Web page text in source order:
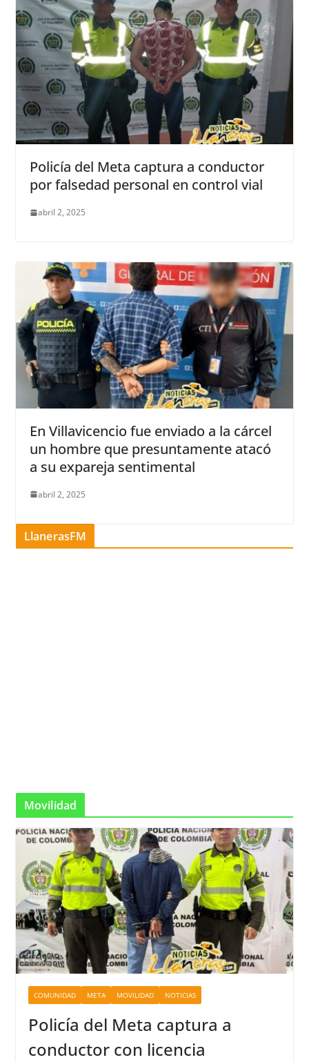
Policía del Meta captura a conductor
por falsedad personal en control vial
abril 2, 2025
En Villavicencio fue enviado a la cárcel
un hombre que presuntamente atacó
a su expareja sentimental
abril 2, 2025
LlanerasFM
Movilidad
COMUNIDAD META MOVILIDAD NOTICIAS
Policía del Meta captura a
conductor con licencia